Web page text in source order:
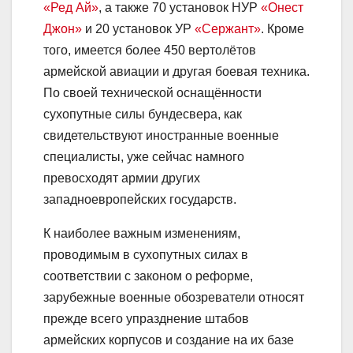
«Ред Ай», а также 70 установок НУР «Онест
Джон» и 20 установок УР «Сержант». Кроме
того, имеется более 450 вертолётов
армейской авиации и другая боевая техника.
По своей технической оснащённости
сухопутные силы бундесвера, как
свидетельствуют иностранные военные
специалисты, уже сейчас намного
превосходят армии других
западноевропейских государств.
К наиболее важным изменениям,
проводимым в сухопутных силах в
соответствии с законом о реформе,
зарубежные военные обозреватели относят
прежде всего упразднение штабов
армейских корпусов и создание на их базе